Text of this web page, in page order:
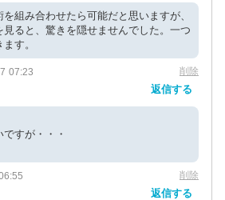
組み合わせたら可能だと思いますが、
ると、驚きを隠せませんでした。一つ
す。
07:23 削除
返信する
すが・・・
削除
返信する